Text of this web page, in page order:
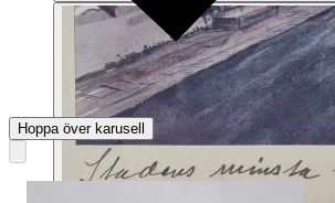
Hoppa över karusell